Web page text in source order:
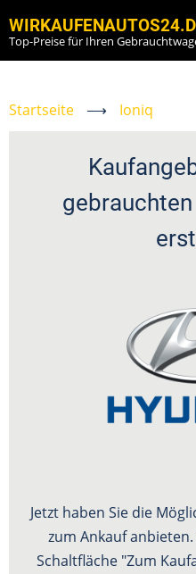
zum
Inhalt
Top-Preise für Ihren
Startseite ⟶ Ioniq
Jetzt haben Sie die
zum Ankauf
Schaltfläche "Zum